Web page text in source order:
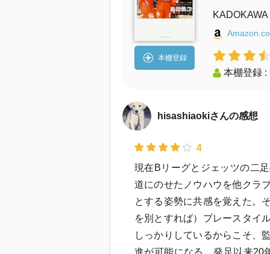
本棚登録
KADOKAWA
本棚登録 :
hisashiaokiさんの感想
4
現在Bリーグとジェッツの二
道にのせたノウハウを他クラ
とする姿勢に共感を覚えた。
を別とすれば）プレースタイ
しっかりしているからこそ、
進が可能になる。発足以来20